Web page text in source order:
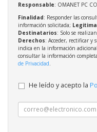
Responsable: OMANET PC
Finalidad: Responder las
información solicitada;
Destinatarios: Solo se
Derechos: Acceder, rectificar y
indica en la información
consultar la información
de Privacidad
He leído y acepto la